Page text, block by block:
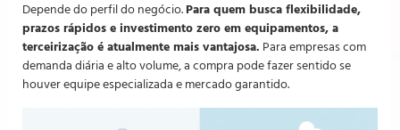
Depende do perfil do negócio. Para quem busca flexibilidade,
prazos rápidos e investimento zero em equipamentos, a
terceirização é atualmente mais vantajosa. Para empresas com
demanda diária e alto volume, a compra pode fazer sentido se
houver equipe especializada e mercado garantido.